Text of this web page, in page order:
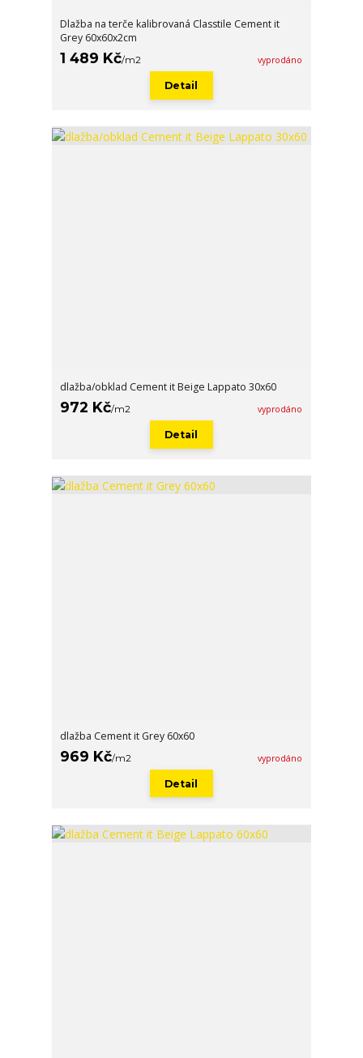
Dlažba na terče kalibrovaná Classtile Cement it
Grey 60x60x2cm
1 489 Kč/m2 vyprodáno
Detail
dlažba/obklad Cement it Beige Lappato 30x60
972 Kč/m2 vyprodáno
Detail
dlažba Cement it Grey 60x60
969 Kč/m2 vyprodáno
Detail